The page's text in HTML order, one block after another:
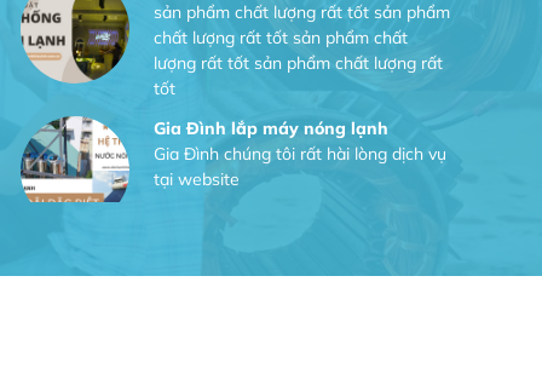
sản phẩm chất lượng rất tốt sản phẩm
chất lượng rất tốt sản phẩm chất
lượng rất tốt sản phẩm chất lượng rất
tốt
Gia Đình lắp máy nóng lạnh
Gia Đình chúng tôi rất hài lòng dịch vụ
tại website
Dự án nhà phố đẹp lên nhờ đội thợ